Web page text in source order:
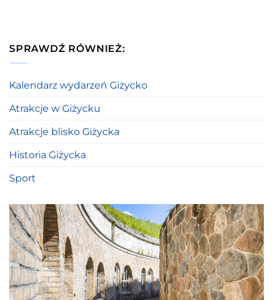
SPRAWDŹ RÓWNIEŻ:
Kalendarz wydarzeń Giżycko
Atrakcje w Giżycku
Atrakcje blisko Giżycka
Historia Giżycka
Sport